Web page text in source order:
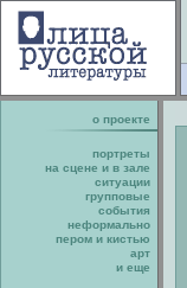
о проекте
портреты
на сцене и в зале
ситуации
групповые
события
неформально
пером и кистью
арт
и еще